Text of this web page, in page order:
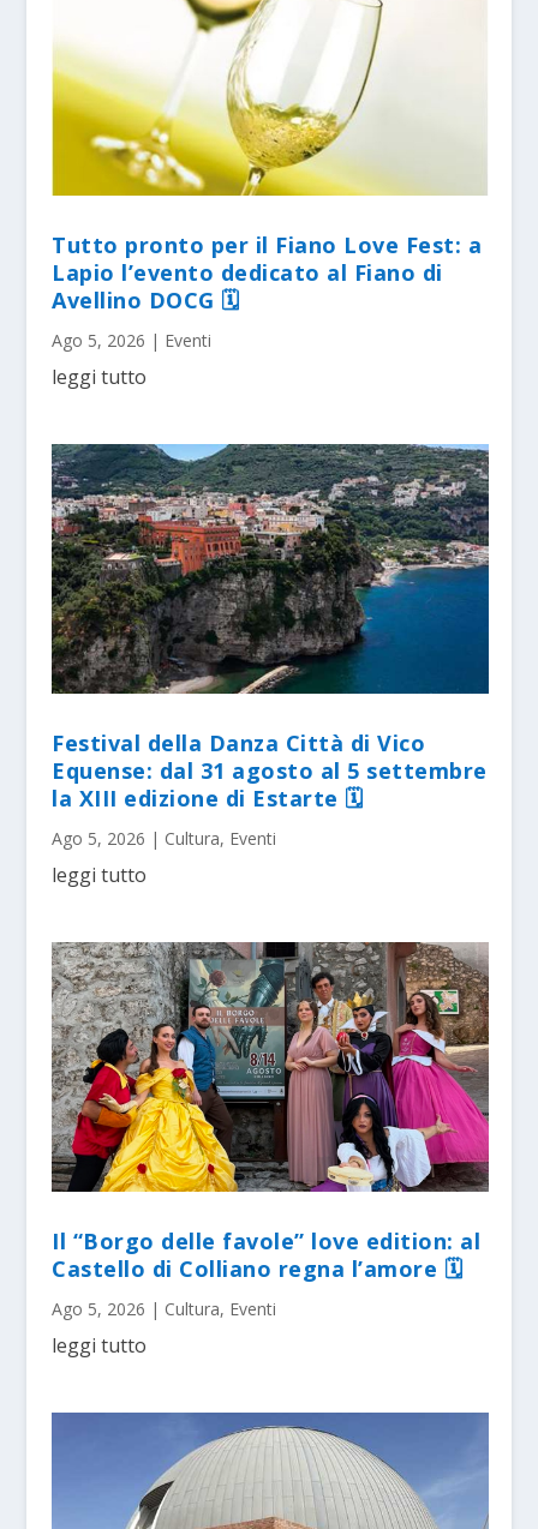
Tutto pronto per il Fiano Love Fest: a
Lapio l’evento dedicato al Fiano di
Avellino DOCG 🗓
Ago 5, 2026 | Eventi
leggi tutto
Festival della Danza Città di Vico
Equense: dal 31 agosto al 5 settembre
la XIII edizione di Estarte 🗓
Ago 5, 2026 | Cultura, Eventi
leggi tutto
Il “Borgo delle favole” love edition: al
Castello di Colliano regna l’amore 🗓
Ago 5, 2026 | Cultura, Eventi
leggi tutto